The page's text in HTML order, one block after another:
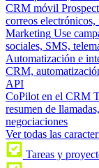
CRM móvil
correos
Marketing Use
sociales, SMS,
Automatización e
CRM,
API
CoPilot en el CRM
resumen de
negociaciones
Ver todas las
Tareas y